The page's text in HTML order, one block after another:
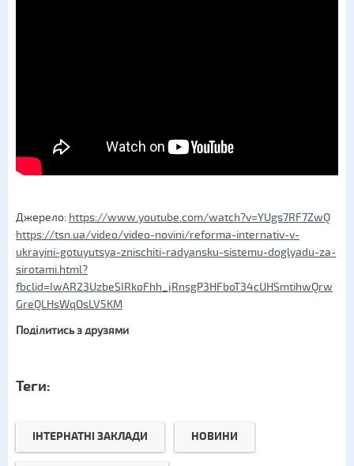
Джерело: https://www.youtube.com/watch?v=YUgs7RF7ZwQ
https://tsn.ua/video/video-novini/reforma-internativ-v-
ukrayini-gotuyutsya-znischiti-radyansku-sistemu-doglyadu-za-
sirotami.html?
fbclid=IwAR23UzbeSIRkoFhh_jRnsgP3HFboT34cUHSmtihwQrw
GreQLHsWqOsLV5KM
Поділитись з друзями
Теги:
ІНТЕРНАТНІ ЗАКЛАДИ НОВИНИ